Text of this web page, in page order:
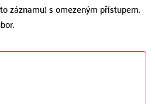
záznamu) s omezeným přístupem.